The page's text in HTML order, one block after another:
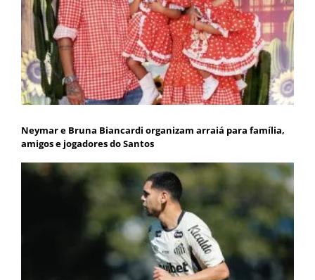
Neymar e Bruna Biancardi organizam arraiá para família,
amigos e jogadores do Santos